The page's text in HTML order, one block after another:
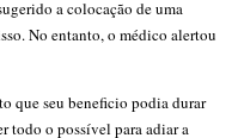
a colocação de uma
No entanto, o médico alertou
que seu beneficio podia durar
todo o possível para adiar a